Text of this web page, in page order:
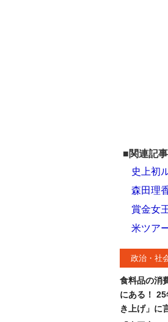
■関連記事
史上初
森田理
賞金女
米ツア
政治・社
食料品の消
にある！ 25
き上げ」に